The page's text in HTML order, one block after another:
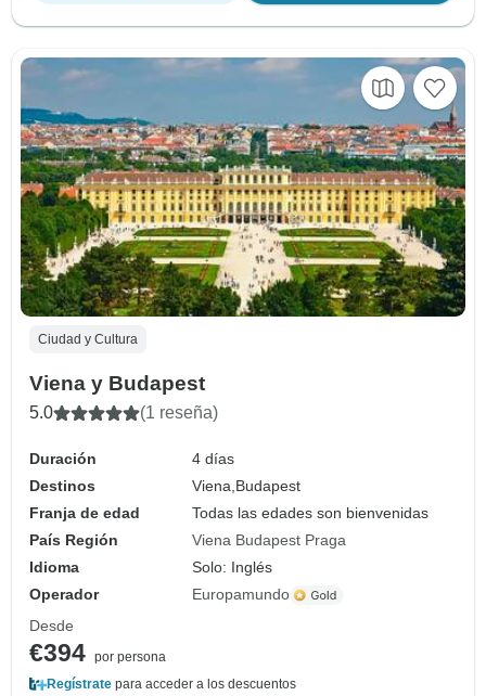
Ciudad y Cultura
Viena y Budapest
5.0 (1 reseña)
Duración
4 días
Destinos
Viena, Budapest
Franja de edad
Todas las edades son bienvenidas
País Región
Viena Budapest Praga
Idioma
Solo: Inglés
Operador
Europamundo
Desde
€394 por persona
Regístrate para acceder a los descuentos